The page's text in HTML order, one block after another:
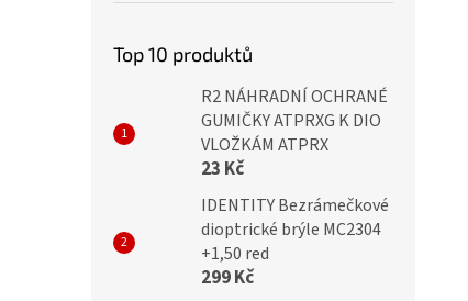
Top 10 produktů
R2 NÁHRADNÍ OCHRANÉ
GUMIČKY ATPRXG K DIO
VLOŽKÁM ATPRX
23 Kč
IDENTITY Bezrámečkové
dioptrické brýle MC2304
+1,50 red
299 Kč
+1,00 black-violet flex